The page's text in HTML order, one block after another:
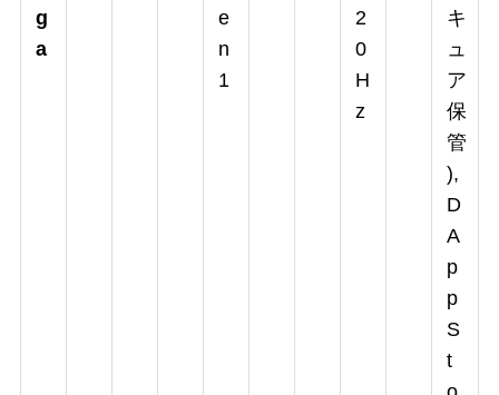
g
a
e
n
1
2
0
H
z
キ
ュ
ア
保
管
),
D
A
p
p
S
t